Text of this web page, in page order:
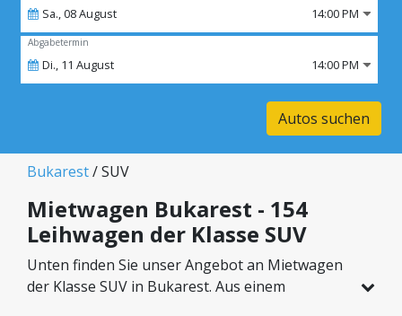
Sa.,08August 14:00 PM
Abgabetermin
Di., 11 August 14:00 PM
Autos suchen
Bukarest/ SUV
Mietwagen Bukarest - 154
Leihwagen der Klasse SUV
Unten finden Sie unser Angebot an Mietwagen
der Klasse SUV in Bukarest. Aus einem